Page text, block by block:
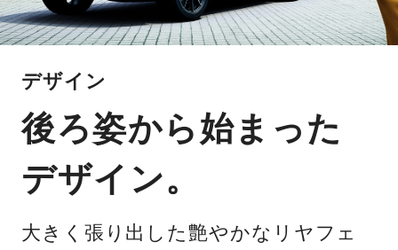
デザイン
後ろ姿から始まった
デザイン。
大きく張り出した艶やかなリヤフェ